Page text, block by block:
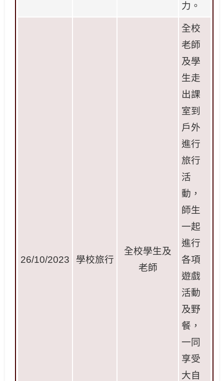
力 。
26/10/2023 學校旅行
全校學生及
老師
全校
老師
及學
生走
出課
室到
戶外
進行
旅行
活
動，
師生
一起
進行
各項
遊戲
活動
及野
餐，
一同
享受
大自